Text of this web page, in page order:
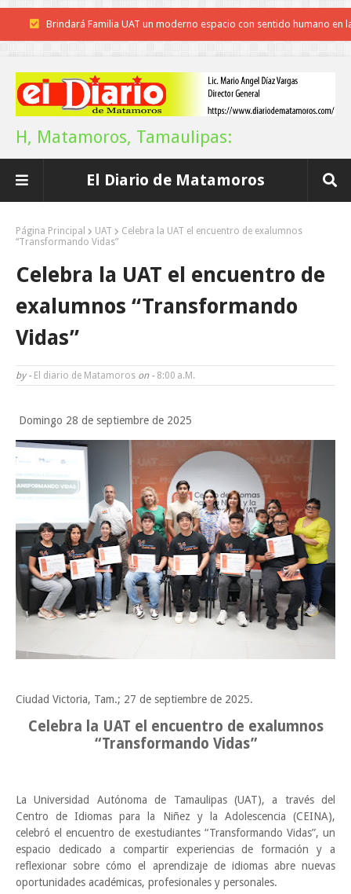
Brindará Familia UAT un moderno espacio con sentido humano en
A Tamaulipas…le llueve sobre mojado
trato digno y humanitario a los pacientes
Inicia el ayuntamiento pavimentación de la calle Miguel Alemán en
La ONU publica Segundo Informe Subnacional de Tamaulipas
Disney reconoce a nivel mundial talento de estudiante de la UAT
Ayuntamiento entrega apoyos del programa "Ruta Segura,
la Educación"
Reconoce Américo labor de la Guardia Nacional en Tamaulipas;
llegada del nuevo coordinador estatal
Sabado, 8 Agosto
H, Matamoros, Tamaulipas:
El Diario de Matamoros
Página Principal UAT
Celebra la UAT el encuentro de exalumnos
“Transformando Vidas”
Celebra la UAT el encuentro de
exalumnos “Transformando
Vidas”
by - El diario de Matamoros on - 8:00 A.m.
Domingo 28 de septiembre de 2025
Ciudad Victoria, Tam.; 27 de septiembre de 2025.
Celebra la UAT el encuentro de exalumnos
“Transformando Vidas”
La Universidad Autónoma de Tamaulipas (UAT), a través del
Centro de Idiomas para la Niñez y la Adolescencia (CEINA),
celebró el encuentro de exestudiantes “Transformando Vidas”, un
espacio dedicado a compartir experiencias de formación y a
reflexionar sobre cómo el aprendizaje de idiomas abre nuevas
oportunidades académicas, profesionales y personales.